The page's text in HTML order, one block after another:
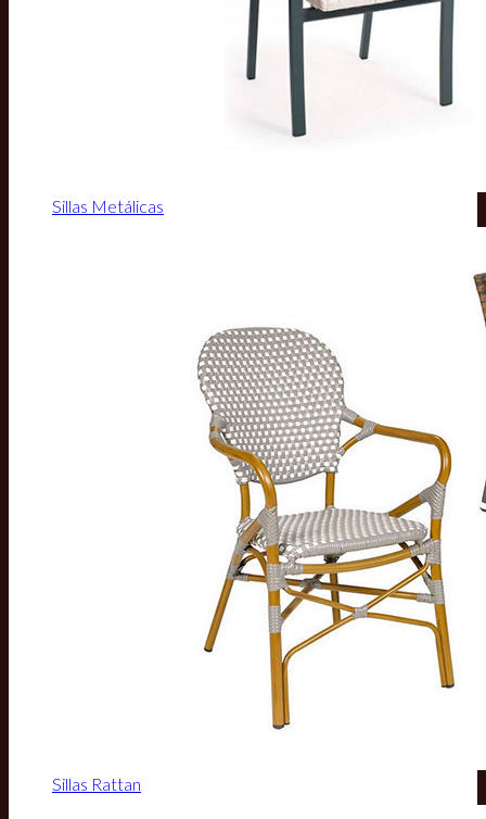
Sillas Metálicas
Sillas Rattan